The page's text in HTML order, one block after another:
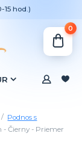
15 hod.)
0
Podnos s
Čierny - Priemer